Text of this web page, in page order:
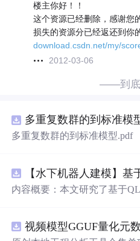
楼主你好！！
这个资源已经删除，感谢您
损失的资源分已经返还到你
download.csdn.net/my/
2012-03-06
——到
多重复数群的到标准模
多重复数群的到标准模型.pdf
内容概要：本文研究了基于
探讨了将强化学习算法